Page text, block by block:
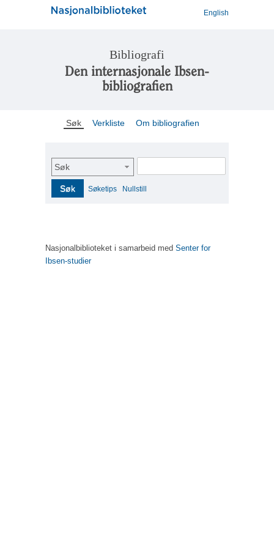
English
Bibliografi
Den internasjonale Ibsen-
bibliografien
Søk Verkliste Om bibliografien
Søk
Søk Søketips Nullstill
Nasjonalbiblioteket i samarbeid med Senter for
Ibsen-studier